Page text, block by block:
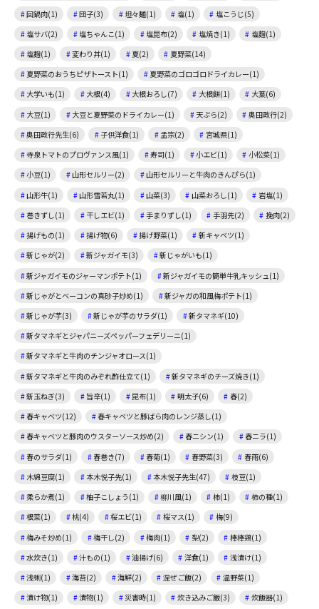
回鍋肉(1)
団子(3) 坦々麺(1) 塩(1)
塩こうじ(5)
塩サバ(2)
塩ちゃんこ(1) 塩昆布(2) 塩焼き(1)
塩麴(1)
塩麹(1)
変わり丼(1) 夏(2)
夏野菜(14)
夏野菜のおうちピザトースト(1)
夏野菜のゴロゴロドライカレー(1)
大学いも(1)
大根(4) 大根おろし(7) 大根餅(1)
大葉(6)
大豆(1)
大豆と夏野菜のドライカレー(1) 天ぷら(2)
奥田政行(2)
奥田政行先生(6)
子供洋食(1) 孟宗(2)
宮城県(1)
寺泉トマトのプロヴァンス風(1)
寿司(1) 小エビ(1)
小松菜(1)
小豆(1)
山形セルリー(2)
山形セルリーと牛肉のきんぴら(1)
山形牛(1)
山形雪若丸(1) 山菜(3) 山菜おろし(1)
岩塩(1)
巻きずし(1)
干しエビ(1) 手まりずし(1) 手羽先(2)
挽肉(2)
揚げもの(1)
揚げ物(6) 揚げ野菜(1)
新キャベツ(1)
新じゃが(2)
新ジャガイモ(3)
新じゃがいも(1)
新ジャガイモのジャーマンポテト(1)
新ジャガイモの簡単牛乳キッシュ(1)
新じゃがとベーコンの真砂子炒め(1)
新ジャガの和風梅ポテト(1)
新じゃが芋(3)
新じゃが芋のサラダ(1)
新タマネギ(10)
新タマネギとジャパニーズペッパーフェデリーニ(1)
新タマネギと牛肉のチンジャオロース(1)
新タマネギと牛肉のみぞれ酢仕立て(1)
新タマネギのチーズ焼き(1)
新玉ねぎ(3)
旨辛(1) 昆布(1) 明太子(6)
春(2)
春キャベツ(12)
春キャベツと豚ばら肉のレンジ蒸し(1)
春キャベツと豚肉のウスターソース炒め(2)
春ニシン(1)
春ニラ(1)
春のサラダ(1)
春巻き(7) 春菊(1) 春野菜(3)
春雨(6)
木綿豆腐(1)
本木悦子先(1) 本木悦子先生(47)
枝豆(1)
柔らか煮(1)
柚子こしょう(1) 柳川風(1) 柿(1)
柿の種(1)
根菜(1)
桃(4) 桜エビ(1) 桜マス(1)
梅(9)
梅みそ炒め(1)
梅干し(2) 梅肉(1) 梨(2)
棒棒鶏(1)
水炊き(1)
汁もの(1) 油揚げ(6) 洋食(1)
浅漬け(1)
浅蜊(1)
海苔(2) 海鮮(2) 混ぜご飯(2)
温野菜(1)
漬け物(1)
漬物(1) 災害時(1) 炊き込みご飯(3) 炊飯器(1)